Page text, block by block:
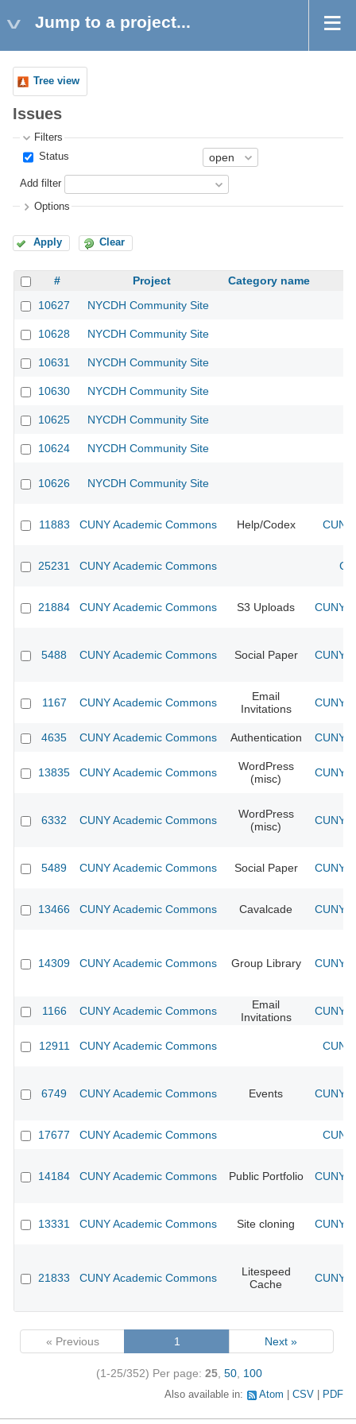
Jump to a project...
Tree view
Issues
Filters
Status
Add filter
Options
Apply Clear
# Project
Category name
10627
NYCDH Community Site
10628 NYCDH Community Site
10631 NYCDH Community Site
10630 NYCDH Community Site
10625 NYCDH Community Site
10624 NYCDH Community Site
10626 NYCDH Community Site
11883 CUNY Academic Commons Help/Codex
25231 CUNY Academic Commons
21884 CUNY Academic Commons S3 Uploads CUNY
5488 CUNY Academic Commons Social Paper CUNY
1167 CUNY Academic Commons
Email
Invitations
CUNY
4635 CUNY Academic Commons Authentication CUNY
13835 CUNY Academic Commons
WordPress
(misc)
CUNY
6332 CUNY Academic Commons
WordPress
(misc)
CUNY
5489 CUNY Academic Commons Social Paper CUNY
13466 CUNY Academic Commons Cavalcade CUNY
14309 CUNY Academic Commons Group Library CUNY
1166 CUNY Academic Commons
Email
Invitations
CUNY
12911 CUNY Academic Commons
6749 CUNY Academic Commons Events CUNY
17677 CUNY Academic Commons
14184 CUNY Academic Commons Public Portfolio CUNY
13331 CUNY Academic Commons Site cloning CUNY
21833 CUNY Academic Commons
Litespeed
Cache
CUNY
« Previous 1 Next »
(1-25/352) Per page: 25 50 100
Also available in: Atom CSV PDF